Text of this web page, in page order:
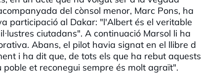
del cònsol menor, Marc Pons, ha
participació al Dakar: "l'Albert és el veritable
ciutadans". A continuació Marsol li ha
Abans, el pilot havia signat en el llibre d
i ha dit que, de tots els que ha rebut aquests
poble et reconegui sempre és molt agraït".